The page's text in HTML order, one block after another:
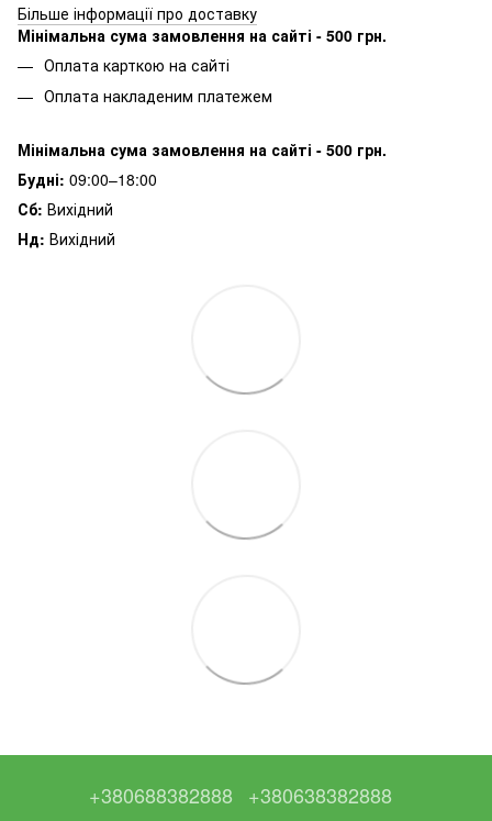
Більше інформації про доставку
Мінімальна сума замовлення на сайті - 500 грн.
Оплата карткою на сайті
Оплата накладеним платежем
Мінімальна сума замовлення на сайті - 500 грн.
Будні: 09:00–18:00
Сб: Вихідний
Нд: Вихідний
+380688382888 +380638382888